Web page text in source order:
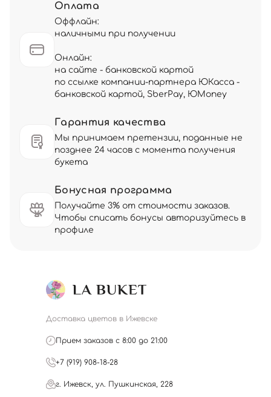
Оплата
Оффлайн:
наличными при получении
Онлайн:
на сайте - банковской картой
по ссылке компании-партнера ЮКасса -
банковской картой, SberPay, ЮMoney
Гарантия качества
Мы принимаем претензии, поданные не
позднее 24 часов с момента получения
букета
Бонусная программа
Получайте 3% от стоимости заказов.
Чтобы списать бонусы авторизуйтесь в
профиле
Доставка цветов в Ижевске
Прием заказов с 8:00 до 21:00
+7 (919) 908-18-28
г. Ижевск, ул. Пушкинская, 228